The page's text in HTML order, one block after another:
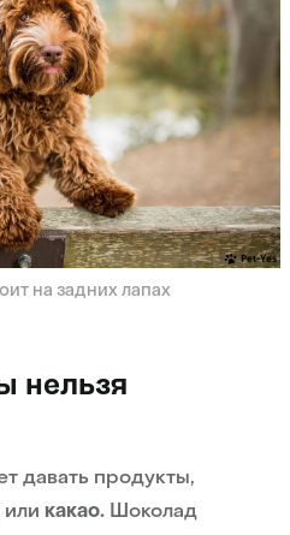
на задних лапах
нельзя
давать продукты,
или какао. Шоколад